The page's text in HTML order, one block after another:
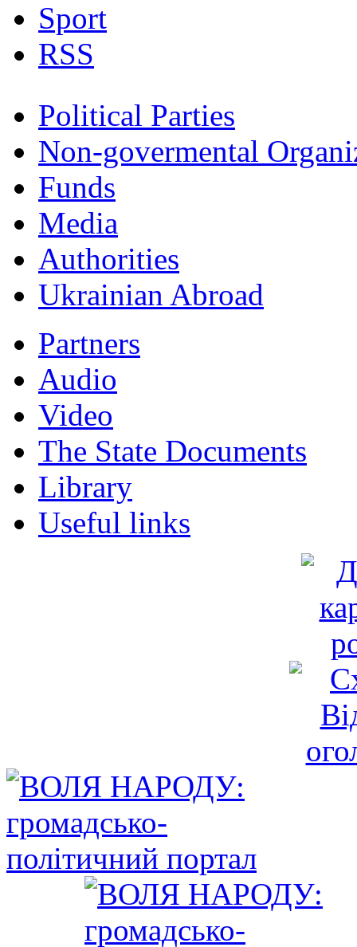
Sport
RSS
Political Parties
Non-govermental
Funds
Мedia
Authorities
Ukrainian Abroad
Partners
Audio
Video
The State Documents
Library
Useful links